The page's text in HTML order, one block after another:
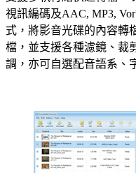
視訊編碼及AAC, MP3,
式，將影音光碟的內容轉
檔，並支援各種濾鏡、裁
調，亦可自選配音語系、